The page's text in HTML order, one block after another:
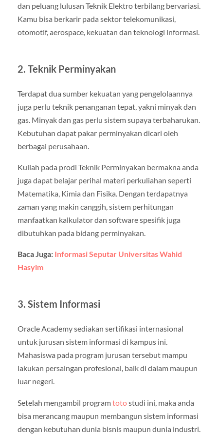
dan peluang lulusan Teknik Elektro terbilang bervariasi.
Kamu bisa berkarir pada sektor telekomunikasi,
otomotif, aerospace, kekuatan dan teknologi informasi.
2. Teknik Perminyakan
Terdapat dua sumber kekuatan yang pengelolaannya
juga perlu teknik penanganan tepat, yakni minyak dan
gas. Minyak dan gas perlu sistem supaya terbaharukan.
Kebutuhan dapat pakar perminyakan dicari oleh
berbagai perusahaan.
Kuliah pada prodi Teknik Perminyakan bermakna anda
juga dapat belajar perihal materi perkuliahan seperti
Matematika, Kimia dan Fisika. Dengan terdapatnya
zaman yang makin canggih, sistem perhitungan
manfaatkan kalkulator dan software spesifik juga
dibutuhkan pada bidang perminyakan.
Baca Juga: Informasi Seputar Universitas Wahid
Hasyim
3. Sistem Informasi
Oracle Academy sediakan sertifikasi internasional
untuk jurusan sistem informasi di kampus ini.
Mahasiswa pada program jurusan tersebut mampu
lakukan persaingan profesional, baik di dalam maupun
luar negeri.
Setelah mengambil programtotostudi ini, maka anda
bisa merancang maupun membangun sistem informasi
dengan kebutuhan dunia bisnis maupun dunia industri.